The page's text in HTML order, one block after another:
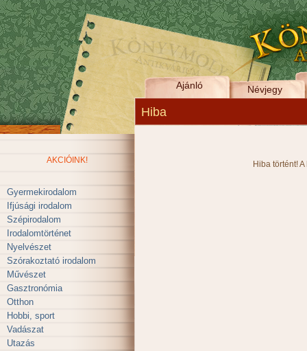
Ajánló Névjegy
Hiba
AKCIÓINK!
Gyermekirodalom
Ifjúsági irodalom
Szépirodalom
Irodalomtörténet
Nyelvészet
Szórakoztató irodalom
Művészet
Gasztronómia
Otthon
Hobbi, sport
Vadászat
Utazás
Hiba történt!